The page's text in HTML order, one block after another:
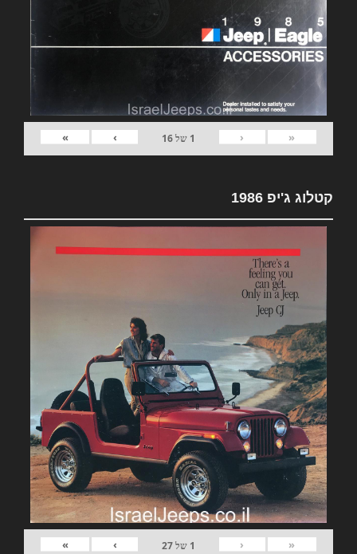
«
‹
1 של16
›
»
קטלוג ג'יפ 1986
«
‹
1 של27
›
»